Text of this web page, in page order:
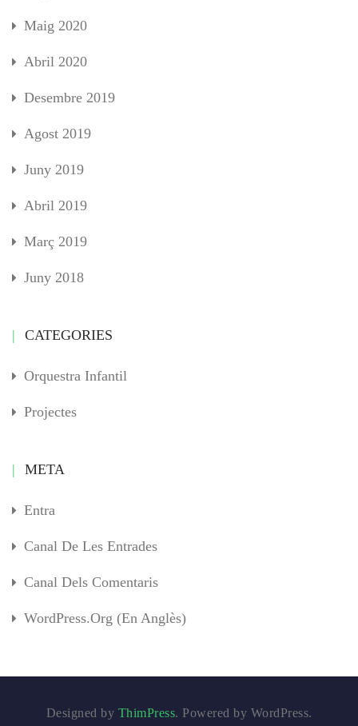
Maig 2020
Abril 2020
Desembre 2019
Agost 2019
Juny 2019
Abril 2019
Març 2019
Juny 2018
CATEGORIES
Orquestra Infantil
Projectes
META
Entra
Canal De Les Entrades
Canal Dels Comentaris
WordPress.org (en Anglès)
Designed by ThimPress. Powered by WordPress.